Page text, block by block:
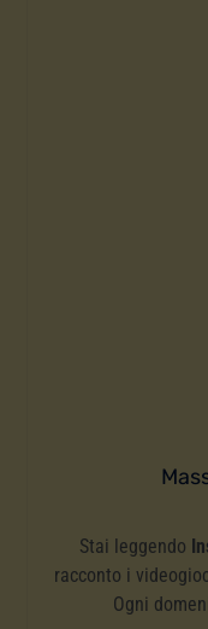
Stai leggendo
racconto i
Ogni